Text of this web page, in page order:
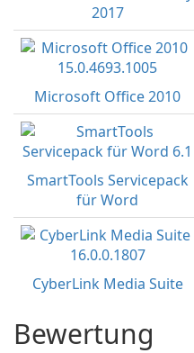
2017
Microsoft Office 2010
SmartTools Servicepack
für Word
CyberLink Media Suite
Bewertung